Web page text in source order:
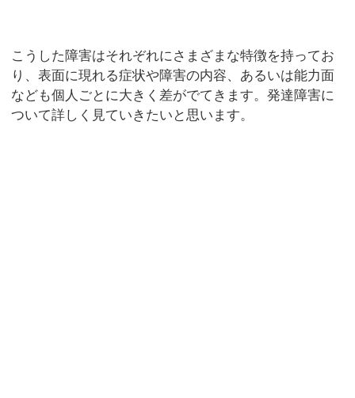
こうした障害はそれぞれにさまざまな特徴を持ってお
り、表面に現れる症状や障害の内容、あるいは能力面
なども個人ごとに大きく差がでてきます。発達障害に
ついて詳しく見ていきたいと思います。